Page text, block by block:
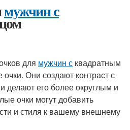
мужчин с
для мужчин с квадратным
Они создают контраст с
его более округлым и
очки могут добавить
и стиля к вашему внешнему